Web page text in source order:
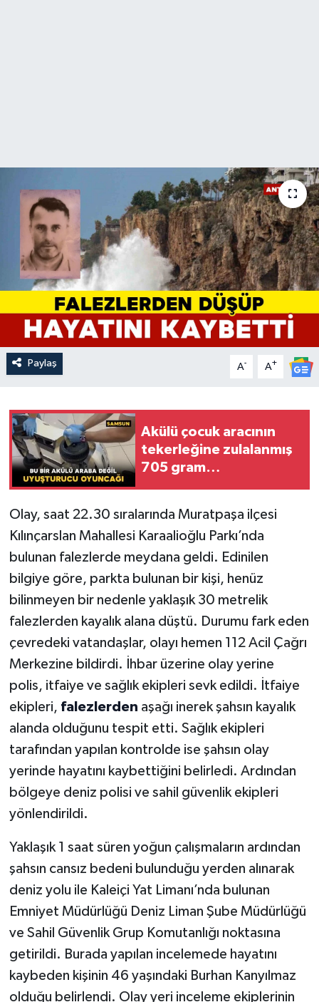
Paylaş A- A+
Akülü çocuk aracının
tekerleğine zulalanmış
705 gram
Olay, saat 22.30 sıralarında Muratpaşa ilçesi
Kılınçarslan Mahallesi Karaalioğlu Parkı’nda
bulunan falezlerde meydana geldi. Edinilen
bilgiye göre, parkta bulunan bir kişi, henüz
bilinmeyen bir nedenle yaklaşık 30 metrelik
falezlerden kayalık alana düştü. Durumu fark eden
çevredeki vatandaşlar, olayı hemen 112 Acil Çağrı
Merkezine bildirdi. İhbar üzerine olay yerine
polis, itfaiye ve sağlık ekipleri sevk edildi. İtfaiye
ekipleri, falezlerden aşağı inerek şahsın kayalık
alanda olduğunu tespit etti. Sağlık ekipleri
tarafından yapılan kontrolde ise şahsın olay
yerinde hayatını kaybettiğini belirledi. Ardından
bölgeye deniz polisi ve sahil güvenlik ekipleri
yönlendirildi.
Yaklaşık 1 saat süren yoğun çalışmaların ardından
şahsın cansız bedeni bulunduğu yerden alınarak
deniz yolu ile Kaleiçi Yat Limanı’nda bulunan
Emniyet Müdürlüğü Deniz Liman Şube Müdürlüğü
ve Sahil Güvenlik Grup Komutanlığı noktasına
getirildi. Burada yapılan incelemede hayatını
kaybeden kişinin 46 yaşındaki Burhan Kanyılmaz
olduğu belirlendi. Olay yeri inceleme ekiplerinin